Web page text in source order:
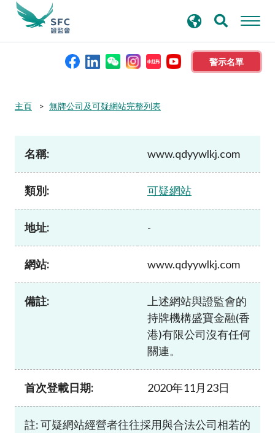
警示名單
本會簡介
規則及標準
資料庫
新聞稿及公布
加入本會
尋
主頁 無牌公司及可疑網站完整列表
名稱: www.qdyywlkj.com
類別: 可疑網站
地址: -
網站: www.qdyywlkj.com
備註:
上述網站與證監會的
持牌機構盛寶金融(香
港)有限公司沒有任何
關連。
首次登載日期: 2020年11月23日
註: 可疑網站經營者往往採用與合法公司相若的